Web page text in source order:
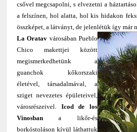
csővel megcsapolni, s elvezetni a
a felszínen, hol alatta, hol kis hidakon
összképet, a látványt, de jelenlétük így már
La Oratav városában Pueblo
Chico makettjei között
megismerkedhetünk a
guanchok kőkorszaki
életével, társadalmával, a
sziget nevezetes épületeivel,
városrészeivel. Icod de los
Vinosbana likőr-és
borkóstoláson kívül láthattuk